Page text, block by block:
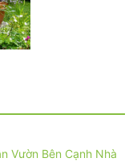
Vườn Bên Cạnh Nhà